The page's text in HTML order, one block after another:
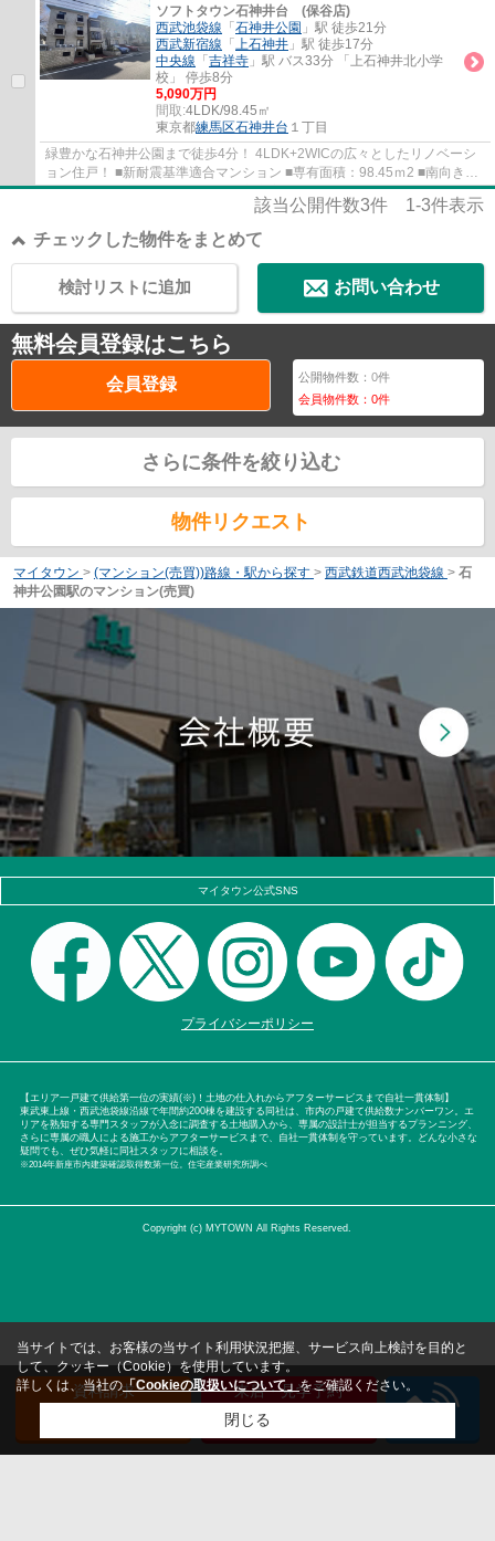
ソフトタウン石神井台 (保谷店)
西武池袋線 「 石神井公園 」駅 徒歩21分
西武新宿線 「 上石神井 」駅 徒歩17分
中央線 「 吉祥寺 」駅 バス33分 「上石神井北小学
校」 停歩8分
5,090万円
間取:4LDK/98.45㎡
東京都練馬区石神井台 １丁目
緑豊かな石神井公園まで徒歩4分！ 4LDK+2WICの広々としたリノベーシ
ョン住戸！ ■新耐震基準適合マンション ■専有面積：98.45ｍ2 ■南向きの
為、陽当たり良好 ■LDK16.5帖・主寝室8.7帖...
該当公開件数3件 1-3件表示
チェックした物件をまとめて
お問い合わせ
検討リストに追加
無料会員登録はこちら
会員登録 公開物件数：0件
会員物件数：0件
さらに条件を絞り込む
物件リクエスト
マイタウン > (マンション(売買))路線・駅から探す > 西武鉄道西武池袋線 > 石
神井公園駅のマンション(売買)
マイタウン公式SNS
プライバシーポリシー
【エリア一戸建て供給第一位の実績(※)！土地の仕入れからアフターサービスまで自社一貫体制】
東武東上線・西武池袋線沿線で年間約200棟を建設する同社は、市内の戸建て供給数ナンバーワン。エ
リアを熟知する専門スタッフが入念に調査する土地購入から、専属の設計士が担当するプランニング、
さらに専属の職人による施工からアフターサービスまで、自社一貫体制を守っています。どんな小さな
疑問でも、ぜひ気軽に同社スタッフに相談を。
※2014年新座市内建築確認取得数第一位。住宅産業研究所調べ
Copyright (c) MYTOWN All Rights Reserved.
資料請求
来店・見学予約
（無料）
当サイトでは、お客様の当サイト利用状況把握、サービス向上検討を目的と
して、クッキー（Cookie）を使用しています。
詳しくは、当社の「Cookieの取扱いについて」をご確認ください。
閉じる